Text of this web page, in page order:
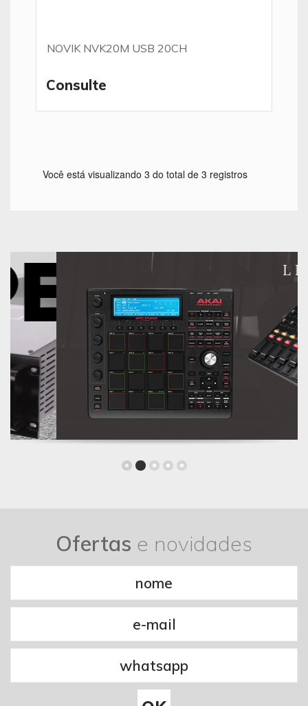
NOVIK NVK20M USB 20CH
Consulte
Você está visualizando 3 do total de 3 registros
Ofertas e novidades